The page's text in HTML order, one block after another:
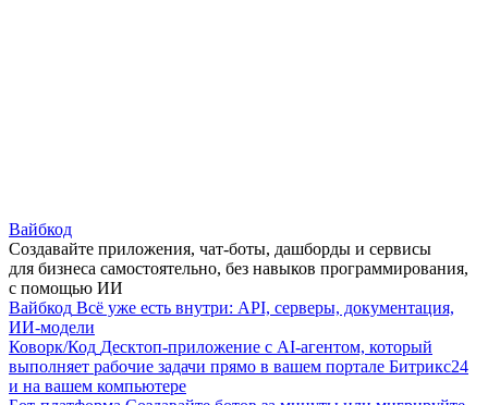
Вайбкод
Создавайте приложения, чат-боты, дашборды и сервисы
для бизнеса самостоятельно, без навыков программирования,
с помощью ИИ
Вайбкод Всё уже есть внутри: API, серверы, документация,
ИИ-модели
Коворк/Код Десктоп-приложение с AI-агентом, который
выполняет рабочие задачи прямо в вашем портале Битрикс24
и на вашем компьютере